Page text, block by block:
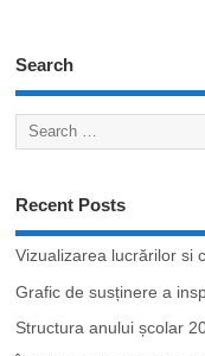
Search
Recent Posts
Vizualizarea lucrărilor si
Grafic de susținere a
Structura anului școlar